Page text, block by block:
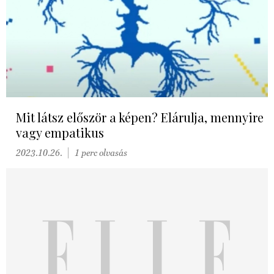
Mit látsz először a képen? Elárulja, mennyire
vagy empatikus
2023.10.26. 1 perc olvasás